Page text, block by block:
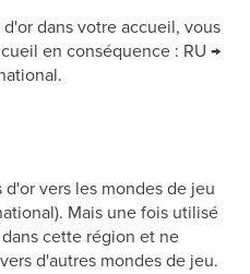
dans votre accueil, vous
en conséquence : RU →
vers les mondes de jeu
Mais une fois utilisé
cette région et ne
d'autres mondes de jeu.